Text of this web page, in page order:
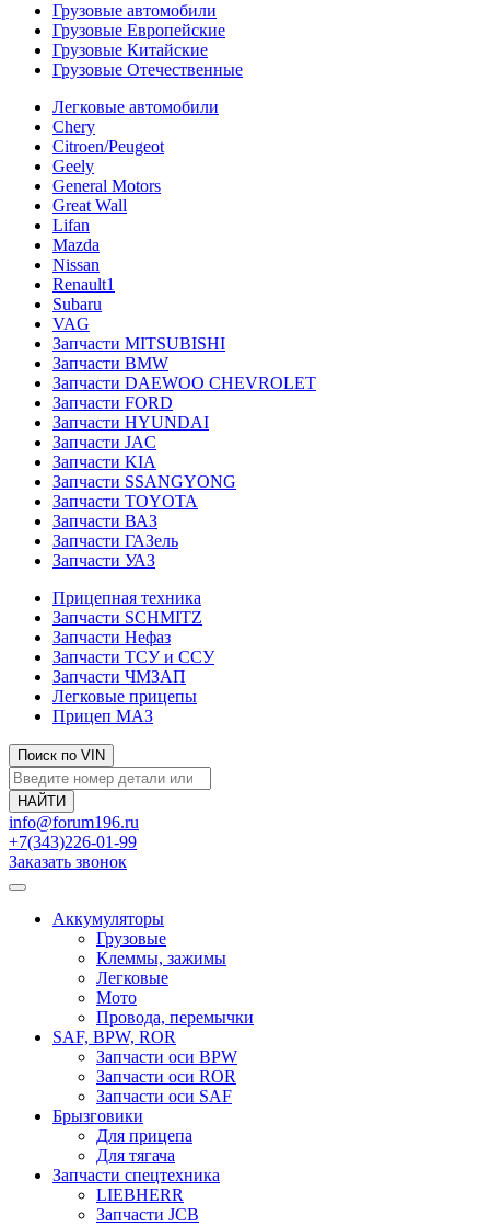
Грузовые автомобили
Грузовые Европейские
Грузовые Китайские
Грузовые Отечественные
Легковые автомобили
Chery
Citroen/Peugeot
Geely
General Motors
Great Wall
Lifan
Mazda
Nissan
Renault1
Subaru
VAG
Запчасти MITSUBISHI
Запчасти BMW
Запчасти DAEWOO CHEVROLET
Запчасти FORD
Запчасти HYUNDAI
Запчасти JAC
Запчасти KIA
Запчасти SSANGYONG
Запчасти TOYOTA
Запчасти ВАЗ
Запчасти ГАЗель
Запчасти УАЗ
Прицепная техника
Запчасти SCHMITZ
Запчасти Нефаз
Запчасти ТСУ и ССУ
Запчасти ЧМЗАП
Легковые прицепы
Прицеп МАЗ
Поиск по VIN
info@forum196.ru
+7(343)226-01-99
Заказать звонок
Аккумуляторы
Грузовые
Клеммы, зажимы
Легковые
Мото
Провода, перемычки
SAF, BPW, ROR
Запчасти оси BPW
Запчасти оси ROR
Запчасти оси SAF
Брызговики
Для прицепа
Для тягача
Запчасти спецтехника
LIEBHERR
Запчасти JCB